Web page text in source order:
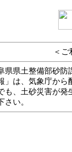
＜
県県土整備部砂
」は、気象庁か
も、土砂災害が
い。